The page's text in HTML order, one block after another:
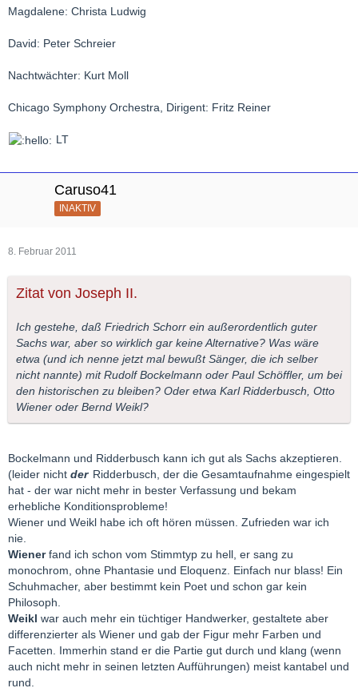
Magdalene: Christa Ludwig
David: Peter Schreier
Nachtwächter: Kurt Moll
Chicago Symphony Orchestra, Dirigent: Fritz Reiner
LT
Caruso41
INAKTIV
8. Februar 2011
Zitat von Joseph II.
Ich gestehe, daß Friedrich Schorr ein außerordentlich guter
Sachs war, aber so wirklich gar keine Alternative? Was wäre
etwa (und ich nenne jetzt mal bewußt Sänger, die ich selber
nicht nannte) mit Rudolf Bockelmann oder Paul Schöffler, um bei
den historischen zu bleiben? Oder etwa Karl Ridderbusch, Otto
Wiener oder Bernd Weikl?
Bockelmann und Ridderbusch kann ich gut als Sachs akzeptieren.
(leider nicht der Ridderbusch, der die Gesamtaufnahme eingespielt
hat - der war nicht mehr in bester Verfassung und bekam
erhebliche Konditionsprobleme!
Wiener und Weikl habe ich oft hören müssen. Zufrieden war ich
nie.
Wienerfand ich schon vom Stimmtyp zu hell, er sang zu
monochrom, ohne Phantasie und Eloquenz. Einfach nur blass! Ein
Schuhmacher, aber bestimmt kein Poet und schon gar kein
Philosoph.
Weikl war auch mehr ein tüchtiger Handwerker, gestaltete aber
differenzierter als Wiener und gab der Figur mehr Farben und
Facetten. Immerhin stand er die Partie gut durch und klang (wenn
auch nicht mehr in seinen letzten Aufführungen) meist kantabel und
rund.